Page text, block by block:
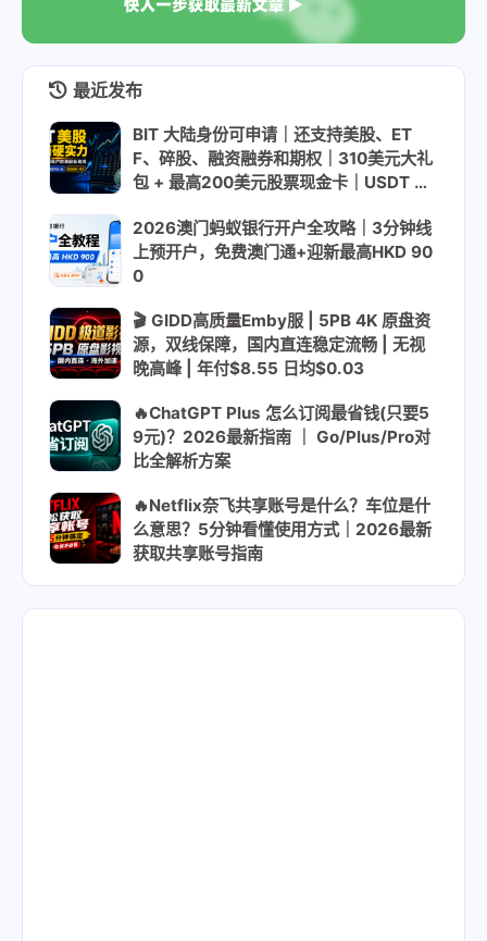
最近发布
BIT 大陆身份可申请｜还支持美股、ET
F、碎股、融资融券和期权｜310美元大礼
包 + 最高200美元股票现金卡｜USDT US
2026澳门蚂蚁银行开户全攻略｜3分钟线
上预开户，免费澳门通+迎新最高HKD 90
0
🎬 GIDD高质量Emby服 | 5PB 4K 原盘资
源，双线保障，国内直连稳定流畅 | 无视
晚高峰 | 年付$8.55 日均$0.03
🔥ChatGPT Plus 怎么订阅最省钱(只要5
9元)？2026最新指南 ｜ Go/Plus/Pro对
比全解析方案
🔥Netflix奈飞共享账号是什么？车位是什
么意思？5分钟看懂使用方式｜2026最新
获取共享账号指南